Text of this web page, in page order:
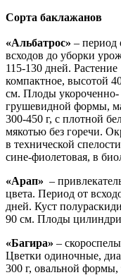
Сорта баклажанов
«Альбатрос» – период
всходов до уборки
115-130 дней. Растение
компактное, высотой
см. Плоды укороченно-
грушевидной формы,
300-450 г, с плотной
мякотью без горечи.
в технической спелости
сине-фиолетовая, в
«Арап» –
цвета. Период от
дней. Куст
90 см. Плоды
«Багира» –
Цветки одиночные,
300 г, овальной